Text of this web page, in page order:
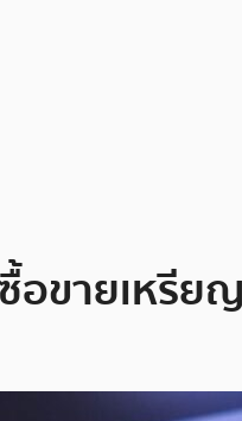
อขายเหรีย